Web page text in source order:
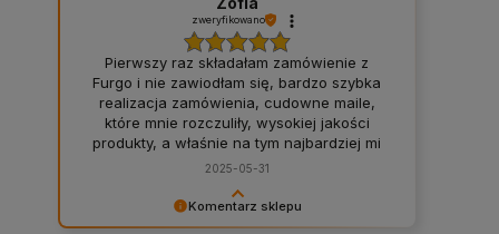
Komentarz sklepu
zweryfikowano
Pierwszy raz składałam zamówienie z
Furgo i nie zawiodłam się, bardzo szybka
realizacja zamówienia, cudowne maile,
które mnie rozczuliły, wysokiej jakości
produkty, a właśnie na tym najbardziej mi
zależało, moje wymarzone zamówienie
wymaganiom, wszystkie 16 produktów,
które potrzebowałam mogłam zamówić w
2025-05-31